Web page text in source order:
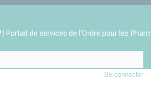
Se connecter